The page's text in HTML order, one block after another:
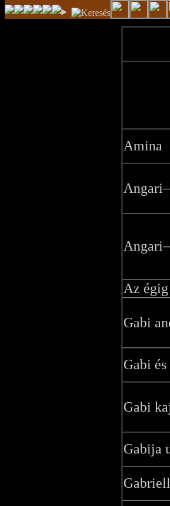
Amina
Az
Gabi
Gabi
Gabi
Gabija